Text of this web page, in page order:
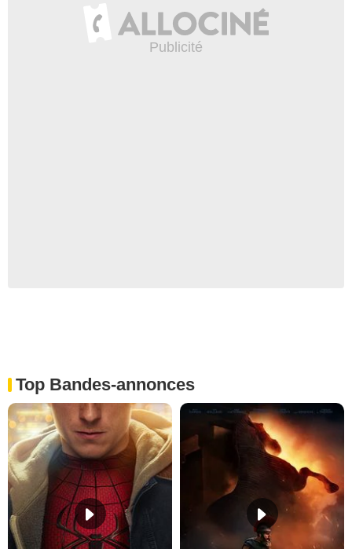
Top Bandes-annonces